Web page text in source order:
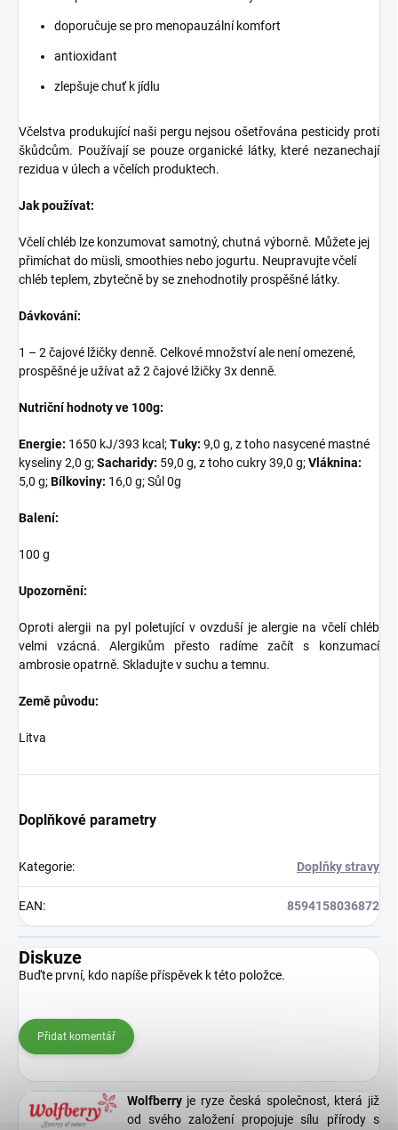
doporučuje se pro menopauzální komfort
antioxidant
zlepšuje chuť k jídlu
Včelstva produkující naši pergu nejsou ošetřována pesticidy proti
škůdcům. Používají se pouze organické látky, které nezanechají
rezidua v úlech a včelích produktech.
Jak používat:
Včelí chléb lze konzumovat samotný, chutná výborně. Můžete jej
přimíchat do müsli, smoothies nebo jogurtu. Neupravujte včelí
chléb teplem, zbytečně by se znehodnotily prospěšné látky.
Dávkování:
1 – 2 čajové lžičky denně. Celkové množství ale není omezené,
prospěšné je užívat až 2 čajové lžičky 3x denně.
Nutriční hodnoty ve 100g:
Energie: 1650 kJ/393 kcal;Tuky: 9,0 g, z toho nasycené mastné
kyseliny 2,0 g;Sacharidy: 59,0 g, z toho cukry 39,0 g;Vláknina:
5,0 g;Bílkoviny: 16,0 g; Sůl 0g
Balení:
100 g
Upozornění:
Oproti alergii na pyl poletující v ovzduší je alergie na včelí chléb
velmi vzácná. Alergikům přesto radíme začít s konzumací
ambrosie opatrně. Skladujte v suchu a temnu.
Země původu:
Litva
Doplňkové parametry
Kategorie: Doplňky stravy
EAN: 8594158036872
Diskuze
Buďte první, kdo napíše příspěvek k této položce.
Přidat komentář
Wolfberryje ryze česká společnost, která již
od svého založení propojuje sílu přírody s